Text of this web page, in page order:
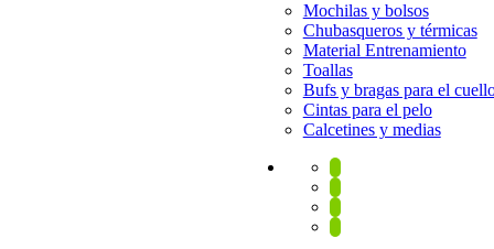
Mochilas y bolsos
Chubasqueros y térmicas
Material Entrenamiento
Toallas
Bufs y bragas para el
Cintas para el pelo
Calcetines y medias